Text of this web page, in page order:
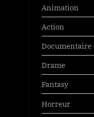
Animation
Action
Documentaire
Drame
Fantasy
Horreur